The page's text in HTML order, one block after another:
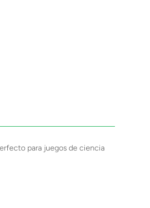
para juegos de ciencia